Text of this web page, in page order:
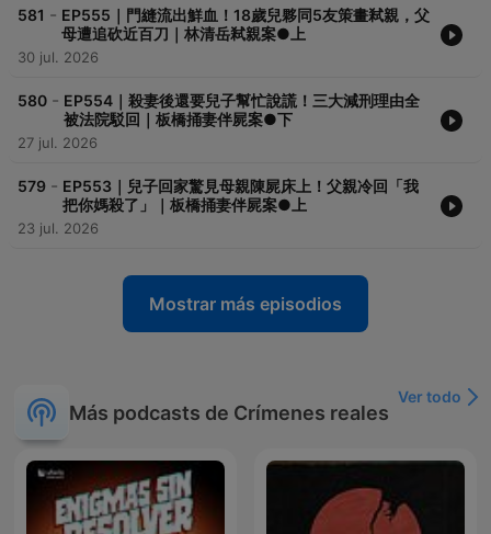
581 - EP555｜門縫流出鮮血！18歲兒夥同5友策畫弒親，父
母遭追砍近百刀｜林清岳弒親案●上
30 jul. 2026
580 - EP554｜殺妻後還要兒子幫忙說謊！三大減刑理由全
被法院駁回｜板橋捅妻伴屍案●下
27 jul. 2026
579 - EP553｜兒子回家驚見母親陳屍床上！父親冷回「我
把你媽殺了」｜板橋捅妻伴屍案●上
23 jul. 2026
Mostrar más episodios
Más podcasts de Crímenes reales
Ver todo